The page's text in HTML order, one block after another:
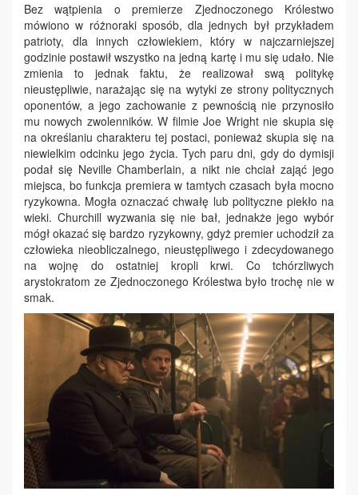
Bez wątpienia o premierze Zjednoczonego Królestwo
mówiono w różnoraki sposób, dla jednych był przykładem
patrioty, dla innych człowiekiem, który w najczarniejszej
godzinie postawił wszystko na jedną kartę i mu się udało. Nie
zmienia to jednak faktu, że realizował swą politykę
nieustępliwie, narażając się na wytyki ze strony politycznych
oponentów, a jego zachowanie z pewnością nie przynosiło
mu nowych zwolenników. W filmie Joe Wright nie skupia się
na określaniu charakteru tej postaci, ponieważ skupia się na
niewielkim odcinku jego życia. Tych paru dni, gdy do dymisji
podał się Neville Chamberlain, a nikt nie chciał zająć jego
miejsca, bo funkcja premiera w tamtych czasach była mocno
ryzykowna. Mogła oznaczać chwałę lub polityczne piekło na
wieki. Churchill wyzwania się nie bał, jednakże jego wybór
mógł okazać się bardzo ryzykowny, gdyż premier uchodził za
człowieka nieobliczalnego, nieustępliwego i zdecydowanego
na wojnę do ostatniej kropli krwi. Co tchórzliwych
arystokratom ze Zjednoczonego Królestwa było trochę nie w
smak.